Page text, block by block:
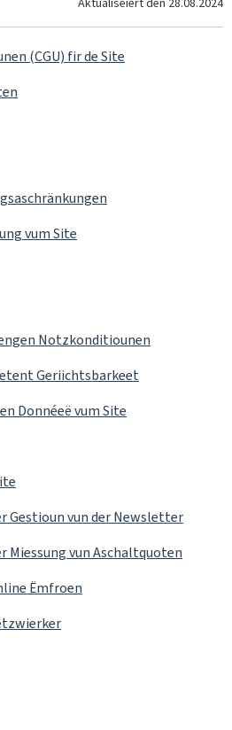
(CGU) fir de Site
vum Site
Notzkonditiounen
Geriichtsbarkeet
Donnéeë vum Site
Gestioun vun derNewsletter
Miessung vun Aschaltquoten
Ëmfroen